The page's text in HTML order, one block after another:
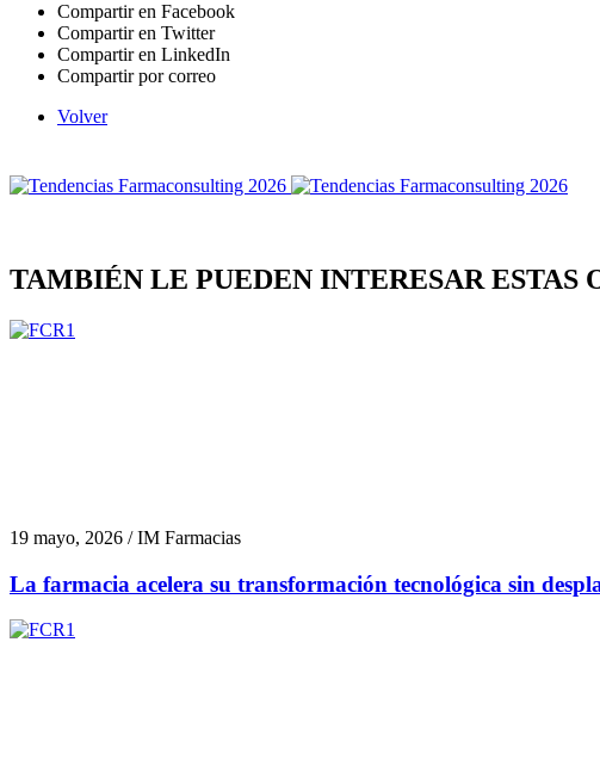
Compartir en Facebook
Compartir en Twitter
Compartir en LinkedIn
Compartir por correo
Volver
TAMBIÉN LE PUEDEN INTERESAR ESTAS
19 mayo, 2026 / IM Farmacias
La farmacia acelera su transformación tecnológica sin